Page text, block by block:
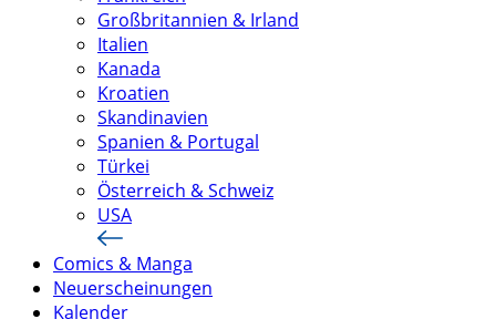
Großbritannien & Irland
Italien
Kanada
Kroatien
Skandinavien
Spanien & Portugal
Türkei
Österreich & Schweiz
USA
Comics & Manga
Neuerscheinungen
Kalender